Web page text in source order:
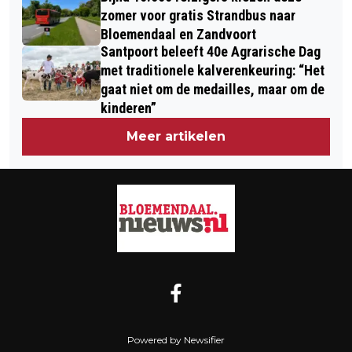
SCHOOL ‘DE SCHELP’ VOELT DE
GEVOLGEN
KERSTSFEERzomer voor gratis Strandbus naar
Bloemendaal en Zandvoort
Santpoort beleeft 40e Agrarische Dag
met traditionele kalverenkeuring: “Het
gaat niet om de medailles, maar om de
kinderen”
Meer artikelen
Powered by Newsifier